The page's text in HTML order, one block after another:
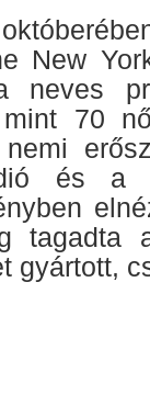
New
mint 70
és a
tagadta
gyártott,